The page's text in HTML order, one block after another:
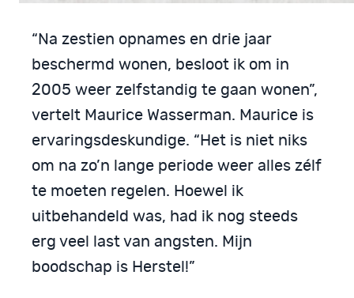
“Na zestien opnames en drie jaar
beschermd wonen, besloot ik om in
2005 weer zelfstandig te gaan wonen”,
vertelt Maurice Wasserman. Maurice is
ervaringsdeskundige. “Het is niet niks
om na zo’n lange periode weer alles zélf
te moeten regelen. Hoewel ik
uitbehandeld was, had ik nog steeds
erg veel last van angsten. Mijn
boodschap is Herstel!”